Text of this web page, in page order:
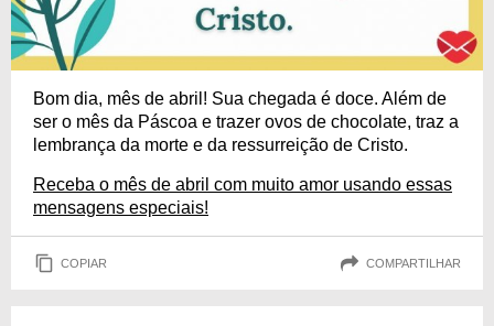
Bom dia, mês de abril! Sua chegada é doce. Além de
ser o mês da Páscoa e trazer ovos de chocolate, traz a
lembrança da morte e da ressurreição de Cristo.
Receba o mês de abril com muito amor usando essas
mensagens especiais!
COPIAR COMPARTILHAR